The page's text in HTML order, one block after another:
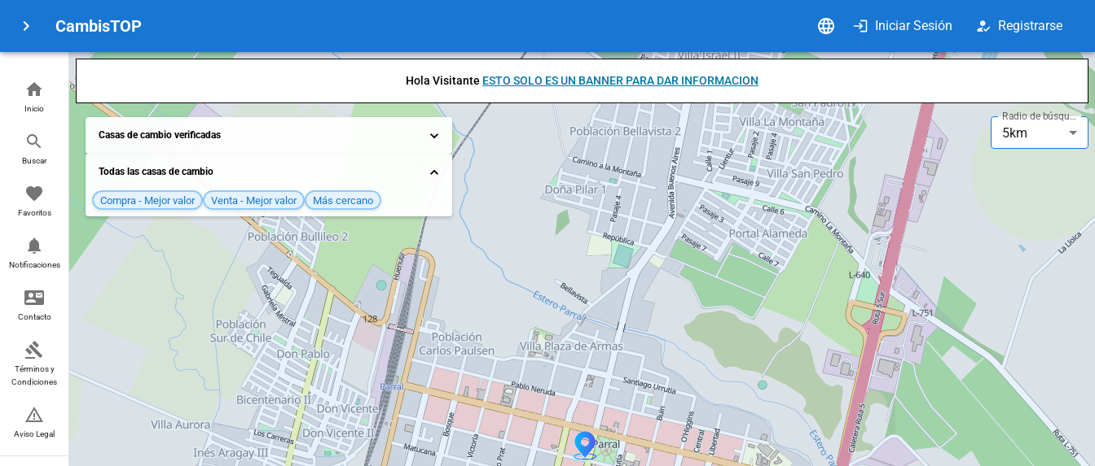
CambisTOP Iniciar Sesión Registrarse
Inicio
Buscar
Favoritos
Notificaciones
Contacto
Términos y
Condiciones
Aviso Legal
Hola Visitante ESTO SOLO ES UN BANNER PARA DAR INFORMACION
Radio de búsqueda
5km
Casas de cambio verificadas
Todas las casas de cambio
Compra - Mejor valor Venta - Mejor valor Más cercano